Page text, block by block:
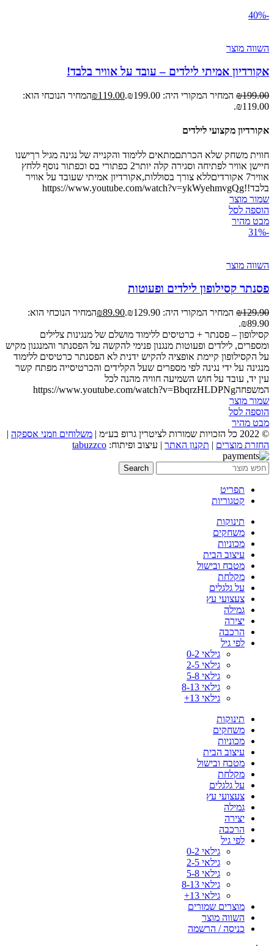
-40%
השווה מוצר
אקורדיון אמיתי לילדים – עובד על אוויר בלבד!
₪199.00 המחיר המקורי היה: ₪199.00. ₪119.00
המחיר הנוכחי הוא:
₪119.00.
אקורדיון מקצועי לילדים
חווית משחק שלא הכרתםמתאים ללימוד והקנייה של נגינה מגיל רךישנו
חיישן אוויר לפתיחה וסגירה קלה יותר2 כפתורי בס וכפתור נוסף ללחץ
אוויר7 אקורדיםללא צורך בסוללות,אקורדיון אמיתי שעובד על אוויר
בלבד!!https://www.youtube.com/watch?v=ykWyehmvgQg
שמור מוצר
הוספה לסל
מבט מהיר
-31%
השווה מוצר
פסנתר קסילופון לילדים ופעוטות
₪129.90 המחיר המקורי היה: ₪129.90. ₪89.90
המחיר הנוכחי הוא:
₪89.90.
קסילופון – פסנתר + כרטיסים ללימוד מושלם של מנגינות צלילים
ומספרים, לילדים ופעוטות מנגנון פנימי להקשה על הפסנתר והמנגנון מקיש
על הקסילופון קיימת אופציה להקיש ידנית לא הפסנתר כרטיסים ללימוד
מנגינה על ידי נגינה לפי מספרים שעל הקלידים והכרטיסייה מפתח קשר
עין יד, עובד על חוש השמיעה חוויה מהנה לכל
המשפחהhttps://www.youtube.com/watch?v=BbqrzHLDPNg
שמור מוצר
הוספה לסל
מבט מהיר
© 2022 כל הזכויות שמורות לציטרין גרופ בע״מ |
משלוחים וזמני אספקה |
החזרת מוצרים | תקנון האתר | עיצוב ופיתוח: tabuzzco
Search
תפריט
קטגוריות
תינוקות
משחקים
מכוניות
עיצוב הבית
מטבח ובישול
מקלחת
על גלגלים
צעצועי עץ
גמילה
יצירה
הרכבה
לפי גיל
גילאי 0-2
גילאי 2-5
גילאי 5-8
גילאי 8-13
גילאי 13+
תינוקות
משחקים
מכוניות
עיצוב הבית
מטבח ובישול
מקלחת
על גלגלים
צעצועי עץ
גמילה
יצירה
הרכבה
לפי גיל
גילאי 0-2
גילאי 2-5
גילאי 5-8
גילאי 8-13
גילאי 13+
מוצרים שמורים
השווה מוצר
כניסה / הרשמה